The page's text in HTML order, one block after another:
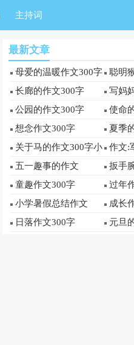
主持词
最新文章
母爱的温暖作文300字
聪明
长廊的作文300字
写妈
公园的作文300字
使命
想念作文300字
夏季
关于马的作文300字小
学优秀作文
作文:
五一趣事的作文
扳手
童趣作文300字
过年
小学暑假总结作文
成长
日落作文300字
元旦